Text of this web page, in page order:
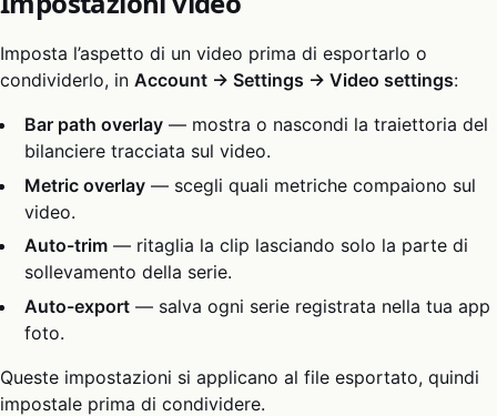
Imposta l’aspetto di un video prima di esportarlo o
condividerlo, in Account → Settings → Video settings:
Bar path overlay — mostra o nascondi la traiettoria del
bilanciere tracciata sul video.
Metric overlay — scegli quali metriche compaiono sul
video.
Auto-trim — ritaglia la clip lasciando solo la parte di
sollevamento della serie.
Auto-export — salva ogni serie registrata nella tua app
foto.
Queste impostazioni si applicano al file esportato, quindi
impostale prima di condividere.